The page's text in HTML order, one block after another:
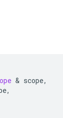
& scope,
,